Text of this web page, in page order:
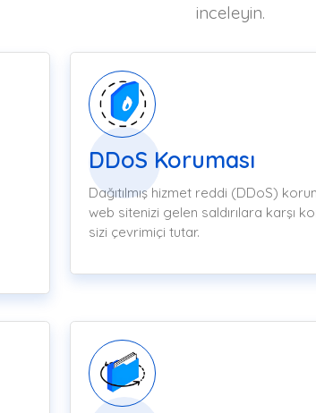
inceleyin.
DDoS Koruması
Dağıtılmış hizmet reddi (DDoS)
web sitenizi gelen saldırılara karşı
sizi çevrimiçi tutar.